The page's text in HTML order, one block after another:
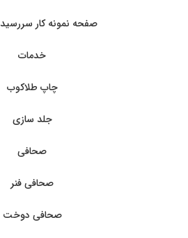
صفحه نمونه کار
خدمات
چاپ طلاکوب
جلد سازی
صحافی
صحافی فنر
صحافی دوخت